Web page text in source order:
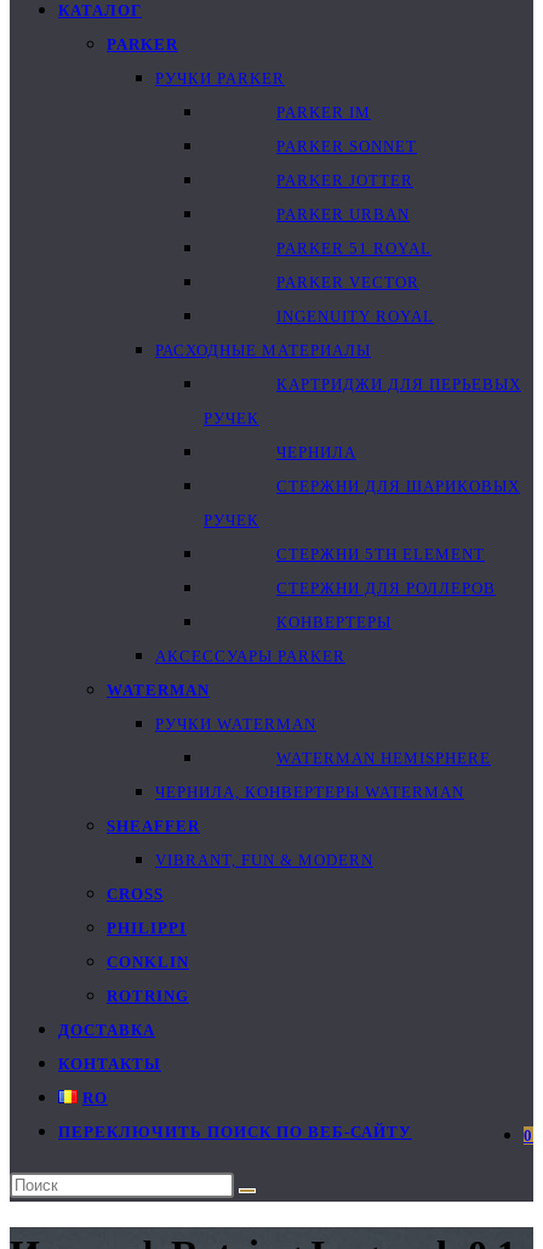
КАТАЛОГ
PARKER
РУЧКИ PARKER
PARKER IM
PARKER SONNET
PARKER JOTTER
PARKER URBAN
PARKER 51 ROYAL
PARKER VECTOR
INGENUITY ROYAL
РАСХОДНЫЕ МАТЕРИАЛЫ
КАРТРИДЖИ ДЛЯ ПЕРЬЕВЫХ
РУЧЕК
ЧЕРНИЛА
СТЕРЖНИ ДЛЯ ШАРИКОВЫХ
РУЧЕК
СТЕРЖНИ 5TH ELEMENT
СТЕРЖНИ ДЛЯ РОЛЛЕРОВ
КОНВЕРТЕРЫ
АКСЕССУАРЫ PARKER
WATERMAN
РУЧКИ WATERMAN
WATERMAN HEMISPHERE
ЧЕРНИЛА, КОНВЕРТЕРЫ WATERMAN
SHEAFFER
VIBRANT, FUN & MODERN
CROSS
PHILIPPI
CONKLIN
ROTRING
ДОСТАВКА
КОНТАКТЫ
RO
0
ПЕРЕКЛЮЧИТЬ ПОИСК ПО ВЕБ-САЙТУ